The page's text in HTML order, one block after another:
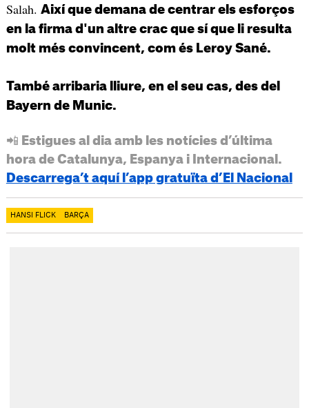
Salah. Així que demana de centrar els esforços
en la firma d'un altre crac que sí que li resulta
molt més convincent, com és Leroy Sané.
També arribaria lliure, en el seu cas, des del
Bayern de Munic.
📲 Estigues al dia amb les notícies d’última
hora de Catalunya, Espanya i Internacional.
Descarrega’t aquí l’app gratuïta d’El Nacional
HANSI FLICK BARÇA